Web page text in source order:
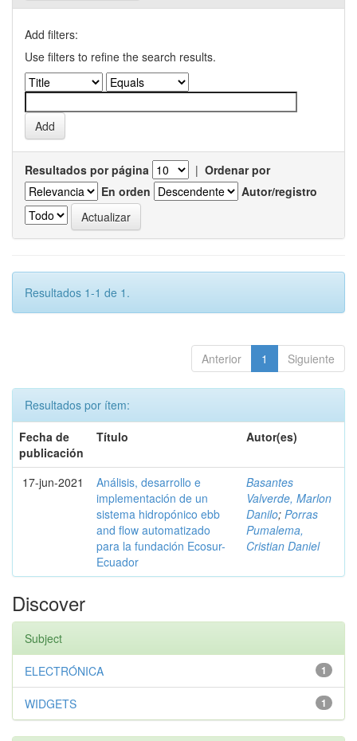
Add filters:
Use filters to refine the search results.
Resultados por página | Ordenar por
En orden
Autor/registro
Resultados 1-1 de 1.
Anterior 1 Siguiente
Resultados por ítem:
Fecha de
publicación
Título Autor(es)
17-jun-2021
Análisis, desarrollo e
implementación de un
sistema hidropónico ebb
and flow automatizado
para la fundación Ecosur-
Ecuador
Basantes
Valverde, Marlon
Danilo; Porras
Pumalema,
Cristian Daniel
Discover
Subject
1
ELECTRÓNICA
1
WIDGETS